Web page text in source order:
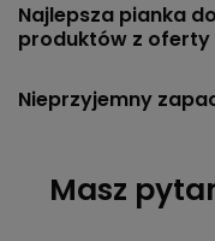
Najlepsza pianka
produktów z oferty
Nieprzyjemny
Masz